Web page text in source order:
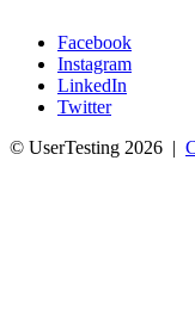
Social
Facebook
Instagram
LinkedIn
Twitter
© UserTesting 2026 |